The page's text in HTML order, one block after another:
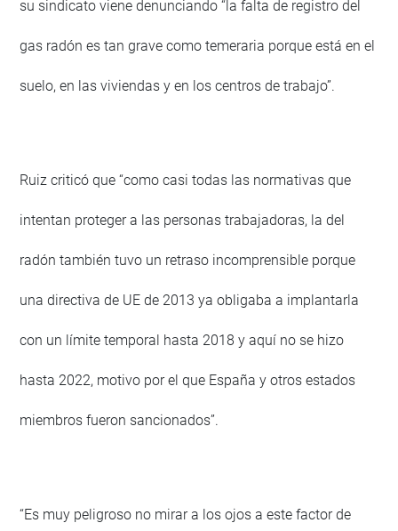
su sindicato viene denunciando “la falta de registro del
gas radón es tan grave como temeraria porque está en el
suelo, en las viviendas y en los centros de trabajo”.
Ruiz criticó que “como casi todas las normativas que
intentan proteger a las personas trabajadoras, la del
radón también tuvo un retraso incomprensible porque
una directiva de UE de 2013 ya obligaba a implantarla
con un límite temporal hasta 2018 y aquí no se hizo
hasta 2022, motivo por el que España y otros estados
miembros fueron sancionados”.
“Es muy peligroso no mirar a los ojos a este factor de